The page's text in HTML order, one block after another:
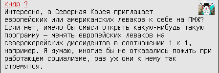
кндр
?
Интересно, а Северная Корея приглашает
европейских или американских леваков к себе на ПМЖ?
Если нет, имело бы смысл открыть какую-нибудь такую
программу — менять европейских леваков на
северокорейских диссидентов в соотношении 1 к 1,
например. Я думаю, многие бы не отказались пожить при
работающем социализме, раз уж они к нему так
стремятся.